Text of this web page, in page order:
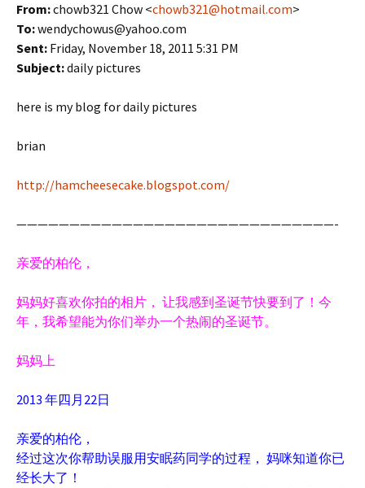
From:chowb321 Chow <chowb321@hotmail.com>
To:wendychowus@yahoo.com
Sent: Friday, November 18, 2011 5:31 PM
Subject:daily pictures
here is my blog for daily pictures
brian
http://hamcheesecake.blogspot.com/
——————————————————————————————-
亲爱的柏伦，
妈妈好喜欢你拍的相片， 让我感到圣诞节快要到了！今
年，我希望能为你们举办一个热闹的圣诞节。
妈妈上
2013 年四月22日
亲爱的柏伦，
经过这次你帮助误服用安眠药同学的过程， 妈咪知道你已
经长大了！